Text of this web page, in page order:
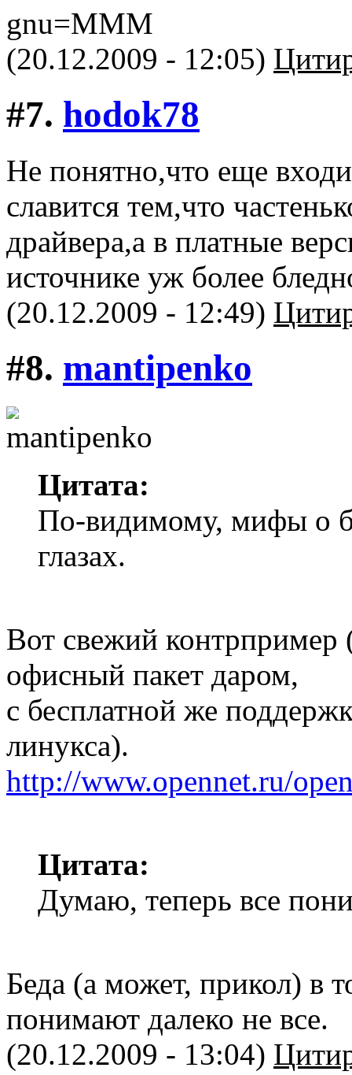
gnu=MMM
(20.12.2009 - 12:05)
#7. hodok78
Не понятно,что еще
славится тем,что
драйвера,а в платные
источнике уж более
(20.12.2009 - 12:49)
#8. mantipenko
Цитата:
По-видимому, мифы о
глазах.
Вот свежий контрпример
офисный пакет даром,
с бесплатной же
линукса).
http://www.opennet.ru/
Цитата:
Думаю, теперь все
Беда (а может, прикол) в
понимают далеко не все.
(20.12.2009 - 13:04)